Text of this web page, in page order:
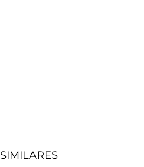
SIMILARES